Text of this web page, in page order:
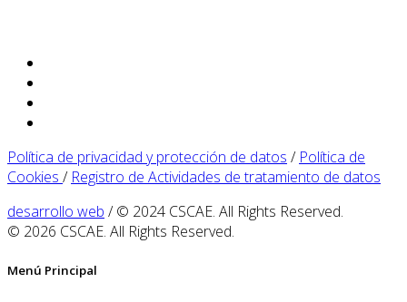
Política de privacidad y protección de datos / Política de
Cookies / Registro de Actividades de tratamiento de datos
desarrollo web / © 2024 CSCAE. All Rights Reserved.
© 2026 CSCAE. All Rights Reserved.
Menú Principal